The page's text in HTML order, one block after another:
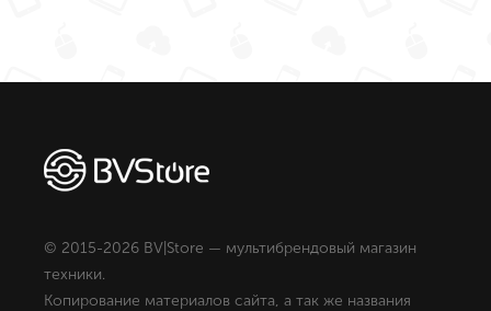
© 2015-2026 BV|Store — мультибрендовый магазин
техники.
Копирование материалов сайта, а так же названия